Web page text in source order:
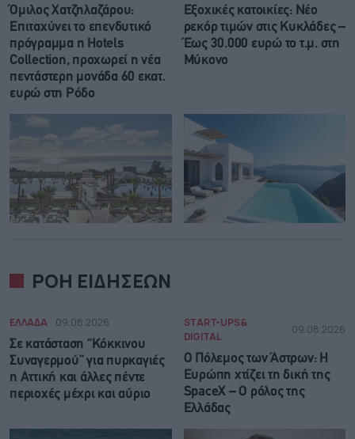
Όμιλος Χατζηλαζάρου:
Επιταχύνει το επενδυτικό
πρόγραμμα η Hotels
Collection, προχωρεί η νέα
πεντάστερη μονάδα 60 εκατ.
ευρώ στη Ρόδο
Εξοχικές κατοικίες: Νέο
ρεκόρ τιμών στις Κυκλάδες –
Έως 30.000 ευρώ το τ.μ. στη
Μύκονο
ΡΟΗ ΕΙΔΗΣΕΩΝ
ΕΛΛΑΔΑ 09.08.2026
Σε κατάσταση “Κόκκινου
Συναγερμού” για πυρκαγιές
η Αττική και άλλες πέντε
περιοχές μέχρι και αύριο
START-UPS &
DIGITAL
09.08.2026
Ο Πόλεμος των Άστρων: Η
Ευρώπη χτίζει τη δική της
SpaceX – Ο ρόλος της
Ελλάδας